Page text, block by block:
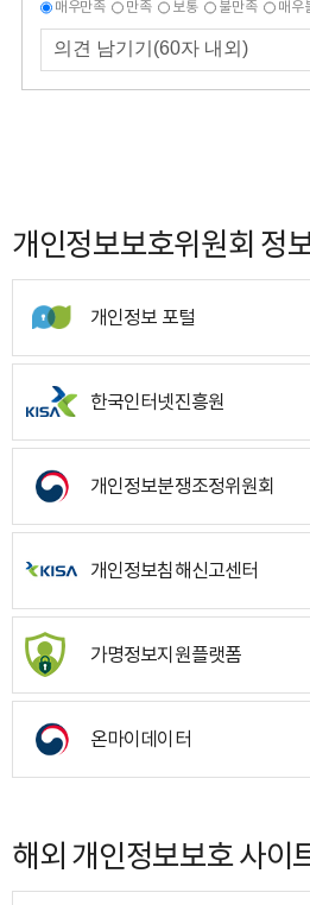
매우만족 만족 보통 불만족 매우
개인정보보호위원회 정
개인정보 포털
한국인터넷진흥원
개인정보분쟁조정위원회
개인정보침해신고센터
가명정보지원플랫폼
온마이데이터
해외 개인정보보호 사이